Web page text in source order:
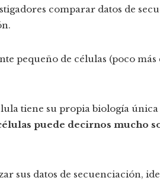
comparar datos de
pequeño de células (poco
tiene su propia biología
puede decirnos mucho
sus datos de secuenciación,